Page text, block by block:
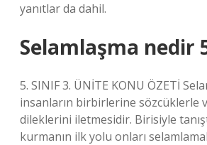
yanıtlar da dahil.
Selamlaşma nedir
5. SINIF 3. ÜNİTE KONU ÖZETİ
insanların birbirlerine sözcüklerle
dileklerini iletmesidir. Birisiyle
kurmanın ilk yolu onları